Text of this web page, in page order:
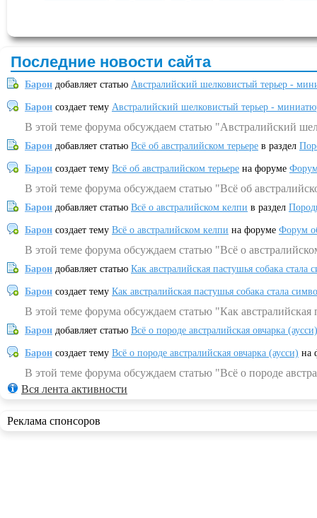
Последние новости сайта
Барон добавляет статью Австралийский шелковистый терьер -
Барон создает тему Австралийский шелковистый терьер -
В этой теме форума обсуждаем статью "Австралийский
Барон добавляет статью Всё об австралийском терьере в раздел
Барон создает тему Всё об австралийском терьере на форуме
В этой теме форума обсуждаем статью "Всё об
Барон добавляет статью Всё о австралийском келпи в раздел
Барон создает тему Всё о австралийском келпи на форуме Форум
В этой теме форума обсуждаем статью "Всё о
Барон добавляет статью Как австралийская пастушья собака
Барон создает тему Как австралийская пастушья собака стала
В этой теме форума обсуждаем статью "Как
Барон добавляет статью Всё о породе австралийская овчарка (аусси)
Барон создает тему Всё о породе австралийская овчарка (аусси) на
В этой теме форума обсуждаем статью "Всё о породе
Вся лента активности
Реклама спонсоров